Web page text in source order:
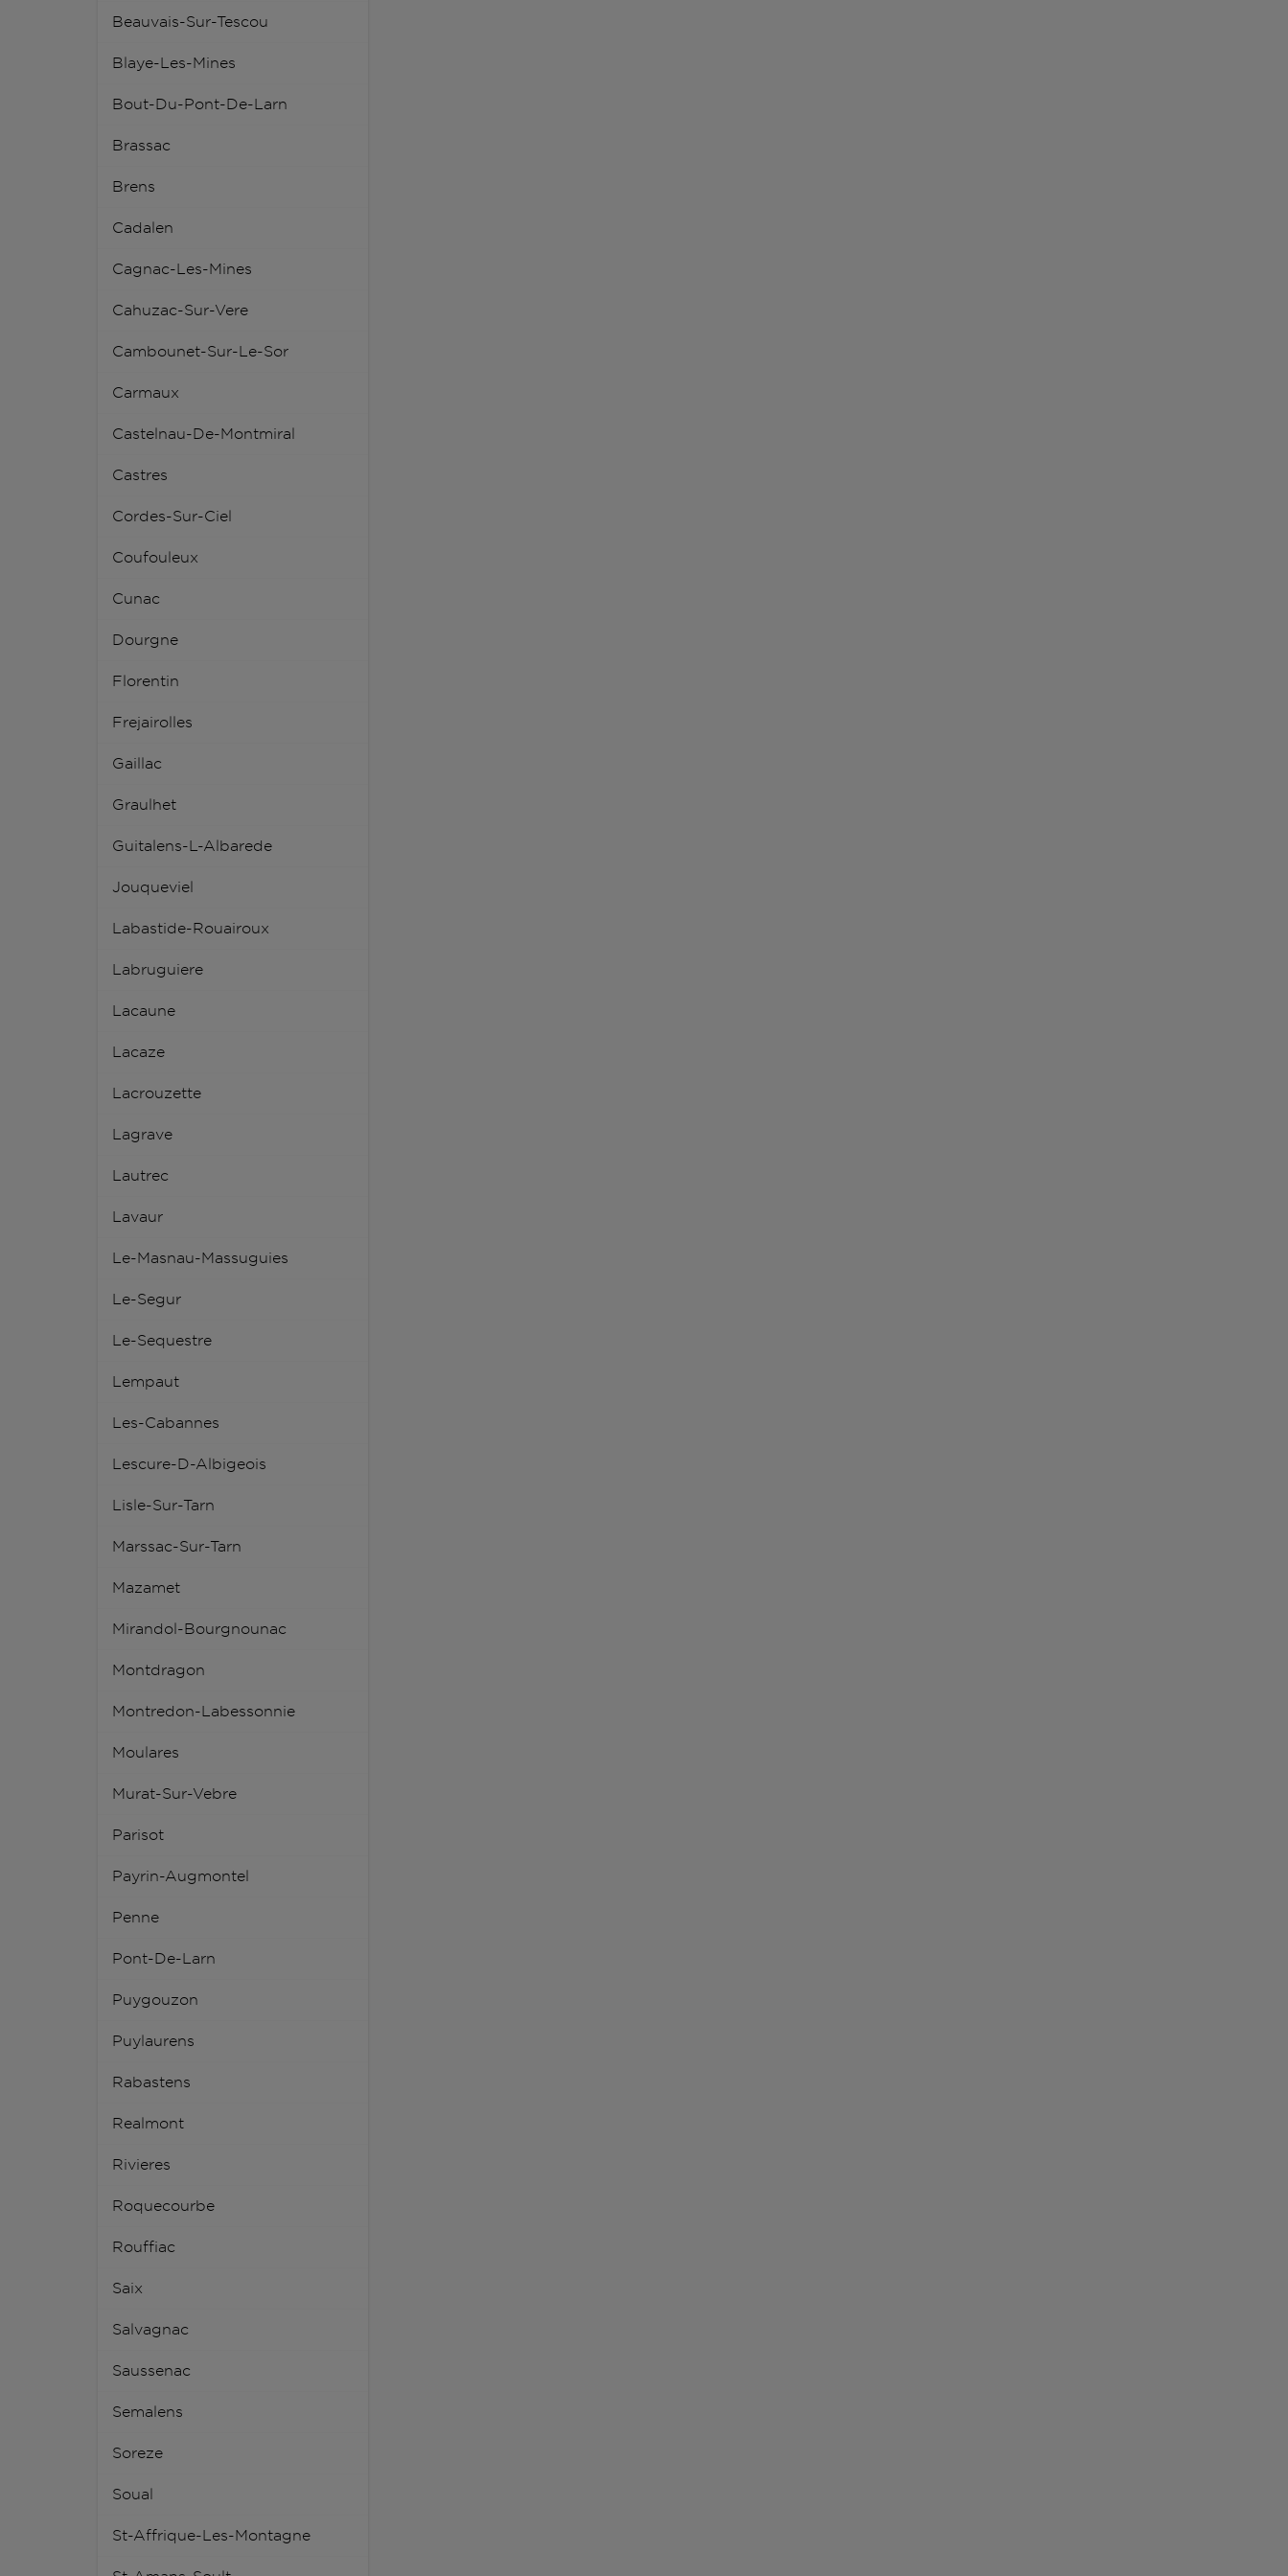
Beauvais-Sur-Tescou
Blaye-Les-Mines
Bout-Du-Pont-De-Larn
Brassac
Brens
Cadalen
Cagnac-Les-Mines
Cahuzac-Sur-Vere
Cambounet-Sur-Le-Sor
Carmaux
Castelnau-De-Montmiral
Castres
Cordes-Sur-Ciel
Coufouleux
Cunac
Dourgne
Florentin
Frejairolles
Gaillac
Graulhet
Guitalens-L-Albarede
Jouqueviel
Labastide-Rouairoux
Labruguiere
Lacaune
Lacaze
Lacrouzette
Lagrave
Lautrec
Lavaur
Le-Masnau-Massuguies
Le-Segur
Le-Sequestre
Lempaut
Les-Cabannes
Lescure-D-Albigeois
Lisle-Sur-Tarn
Marssac-Sur-Tarn
Mazamet
Mirandol-Bourgnounac
Montdragon
Montredon-Labessonnie
Moulares
Murat-Sur-Vebre
Parisot
Payrin-Augmontel
Penne
Pont-De-Larn
Puygouzon
Puylaurens
Rabastens
Realmont
Rivieres
Roquecourbe
Rouffiac
Saix
Salvagnac
Saussenac
Semalens
Soreze
Soual
St-Affrique-Les-Montagne